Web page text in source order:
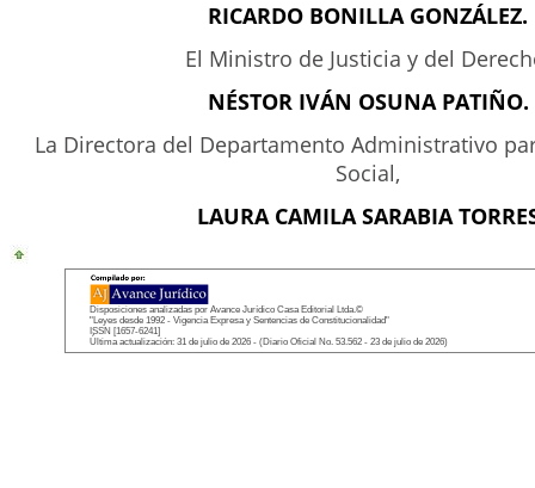
RICARDO BONILLA GONZÁLEZ.
El Ministro de Justicia y del
NÉSTOR IVÁN OSUNA PATIÑO.
La Directora del Departamento Administrativo
Social,
LAURA CAMILA SARABIA
Disposiciones analizadas por Avance Jurídico Casa Editorial Ltda.©
"Leyes desde 1992 - Vigencia Expresa y Sentencias de Constitucionalidad"
ISSN [1657-6241]
Última actualización: 31 de julio de 2026 - (Diario Oficial No. 53.562 - 23 de julio de 2026)